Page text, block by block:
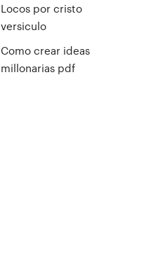
Locos por cristo
versiculo
Como crear ideas
millonarias pdf